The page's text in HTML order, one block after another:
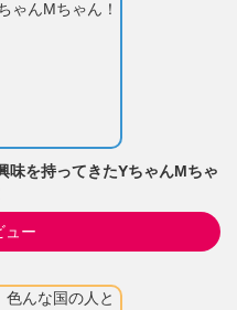
味を持ってきたYちゃんMちゃ
ュー